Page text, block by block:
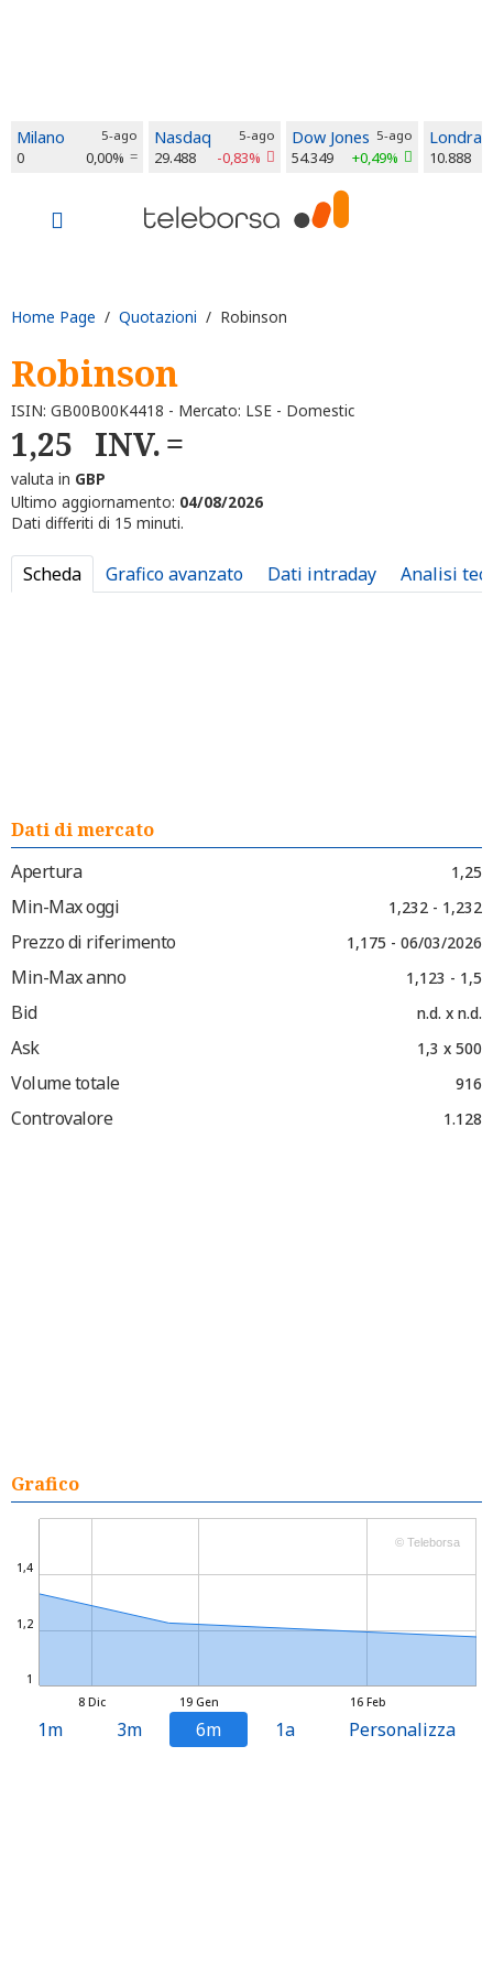
Milano 5-ago
0 0,00%
Nasdaq 5-ago
29.488 -0,83%
Dow Jones 5-ago
54.349 +0,49%
Londra
10.888
Home Page / Quotazioni / Robinson
Robinson
ISIN: GB00B00K4418 - Mercato: LSE - Domestic
1,25 INV.
valuta in GBP
Ultimo aggiornamento: 04/08/2026
Dati differiti di 15 minuti.
Scheda Grafico avanzato Dati intraday Analisi
Dati di mercato
Apertura
1,25
Min-Max oggi 1,232 - 1,232
Prezzo di riferimento 1,175 - 06/03/2026
Min-Max anno 1,123 - 1,5
Bid n.d. x n.d.
Ask 1,3 x 500
Volume totale 916
Controvalore 1.128
Grafico
8 Dic 19 Gen 16 Feb
1
1,2
1,4
© Teleborsa
1m 3m 6m 1a Personalizza